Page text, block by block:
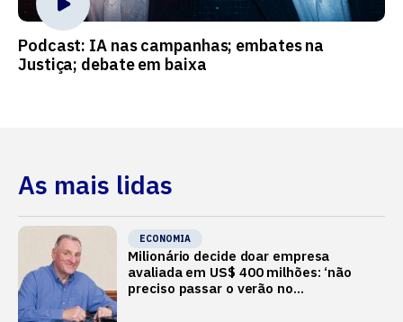
Podcast: IA nas campanhas; embates na
Justiça; debate em baixa
As mais lidas
ECONOMIA
Milionário decide doar empresa
avaliada em US$ 400 milhões: ‘não
preciso passar o verão no